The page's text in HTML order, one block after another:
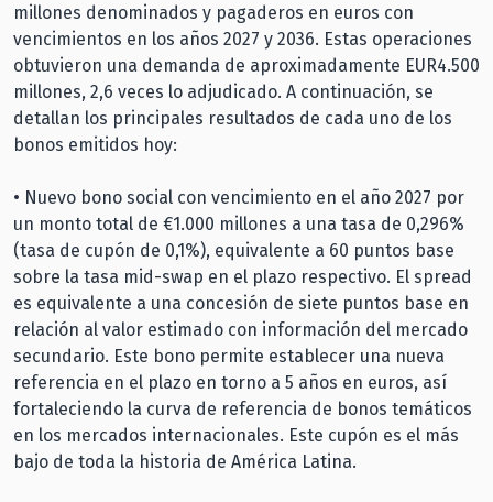
millones denominados y pagaderos en euros con
vencimientos en los años 2027 y 2036. Estas operaciones
obtuvieron una demanda de aproximadamente EUR4.500
millones, 2,6 veces lo adjudicado. A continuación, se
detallan los principales resultados de cada uno de los
bonos emitidos hoy:
• Nuevo bono social con vencimiento en el año 2027 por
un monto total de €1.000 millones a una tasa de 0,296%
(tasa de cupón de 0,1%), equivalente a 60 puntos base
sobre la tasa mid-swap en el plazo respectivo. El spread
es equivalente a una concesión de siete puntos base en
relación al valor estimado con información del mercado
secundario. Este bono permite establecer una nueva
referencia en el plazo en torno a 5 años en euros, así
fortaleciendo la curva de referencia de bonos temáticos
en los mercados internacionales. Este cupón es el más
bajo de toda la historia de América Latina.